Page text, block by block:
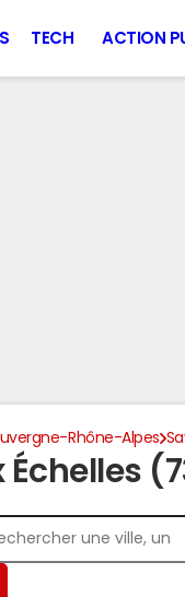
TECH ACTION
Rhône-Alpes